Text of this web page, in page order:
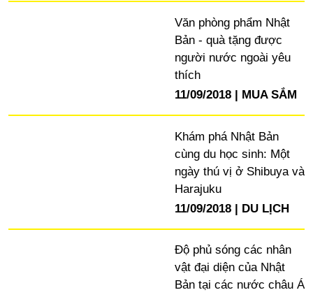
Văn phòng phẩm Nhật
Bản - quà tặng được
người nước ngoài yêu
thích
11/09/2018
MUA SẮM
Khám phá Nhật Bản
cùng du học sinh: Một
ngày thú vị ở Shibuya và
Harajuku
11/09/2018
DU LỊCH
Độ phủ sóng các nhân
vật đại diện của Nhật
Bản tại các nước châu Á